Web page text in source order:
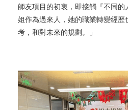
師友項目的初衷，即接觸『不同
姐作為過來人，她的職業轉變經
考，和對未來的規劃。」